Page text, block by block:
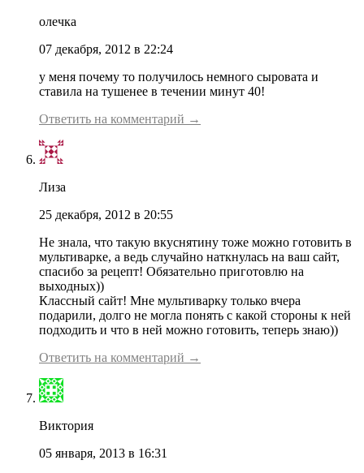
олечка
07 декабря, 2012 в 22:24
у меня почему то получилось немного сыровата и
ставила на тушенее в течении минут 40!
Ответить на комментарий →
Лиза
25 декабря, 2012 в 20:55
Не знала, что такую вкуснятину тоже можно готовить в
мультиварке, а ведь случайно наткнулась на ваш сайт,
спасибо за рецепт! Обязательно приготовлю на
выходных))
Классный сайт! Мне мультиварку только вчера
подарили, долго не могла понять с какой стороны к ней
подходить и что в ней можно готовить, теперь знаю))
Ответить на комментарий →
Виктория
05 января, 2013 в 16:31